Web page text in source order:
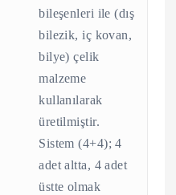
bileşenleri ile (dış
bilezik, iç kovan,
bilye) çelik
malzeme
kullanılarak
üretilmiştir.
Sistem (4+4); 4
adet altta, 4 adet
üstte olmak